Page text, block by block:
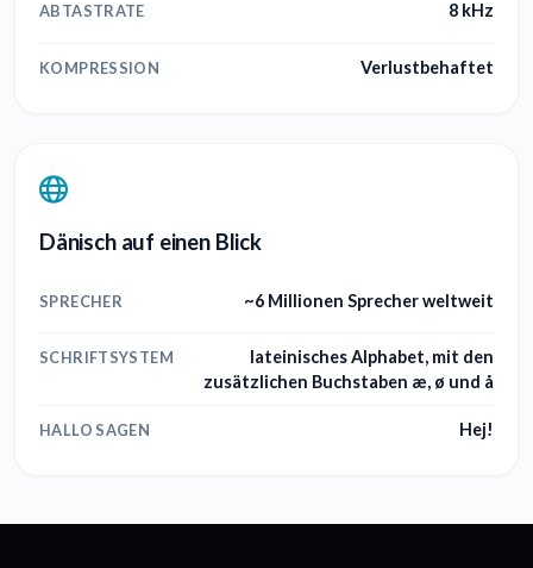
ABTASTRATE 8 kHz
KOMPRESSION Verlustbehaftet
Dänisch auf einen Blick
SPRECHER ~6 Millionen Sprecher weltweit
SCHRIFTSYSTEM
lateinisches Alphabet, mit den
zusätzlichen Buchstaben æ, ø und å
HALLO SAGEN Hej!